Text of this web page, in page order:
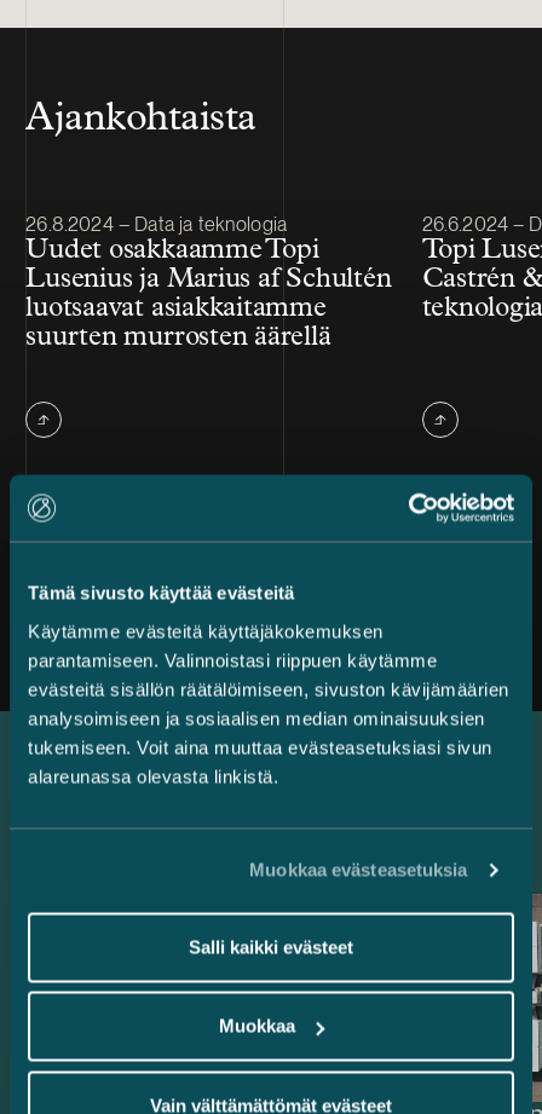
Tämä sivusto käyttää evästeitä
Käytämme evästeitä käyttäjäkokemuksen
parantamiseen. Valinnoistasi riippuen käytämme
evästeitä sisällön räätälöimiseen, sivuston kävijämäärien
analysoimiseen ja sosiaalisen median ominaisuuksien
tukemiseen. Voit aina muuttaa evästeasetuksiasi sivun
alareunassa olevasta linkistä.
Muokkaa evästeasetuksia
Salli kaikki evästeet
Muokkaa
Vain välttämättömät evästeet
Ajankohtaista
Julkaistu
26.8.2024 – Data ja teknologia
Uudet osakkaamme Topi
Lusenius ja Marius af Schultén
luotsaavat asiakkaitamme
suurten murrosten äärellä
Julkaistu
26.6.2024 –
Topi
Castrén
Kaikki uutiset